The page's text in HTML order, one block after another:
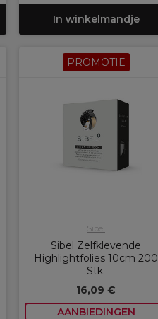
In winkelmandje
PROMOTIE
Sibel
Sibel Zelfklevende
Highlightfolies 10cm 200
Stk.
16,09 €
AANBIEDINGEN